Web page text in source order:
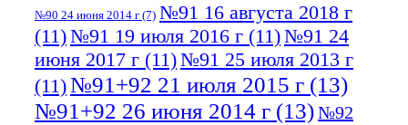
№90 24 июня 2014 г (7) №91 16 августа 2018 г
(11)№91 19 июля 2016 г (11)№91 24
июня 2017 г (11)№91 25 июля 2013 г
(11)№91+92 21 июля 2015 г (13)
№91+92 26 июня 2014 г (13)№92